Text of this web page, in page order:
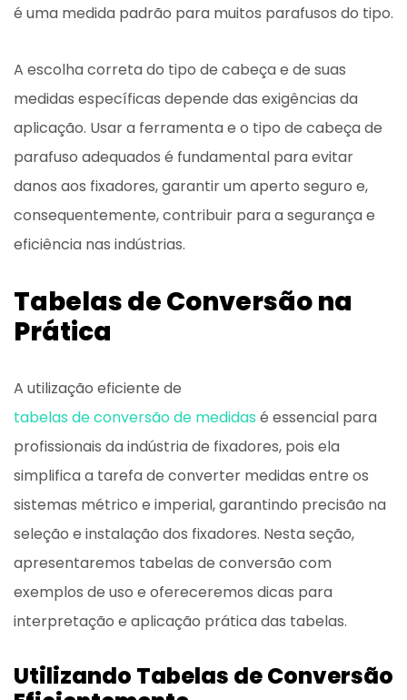
é uma medida padrão para muitos parafusos do tipo.
A escolha correta do tipo de cabeça e de suas
medidas específicas depende das exigências da
aplicação. Usar a ferramenta e o tipo de cabeça de
parafuso adequados é fundamental para evitar
danos aos fixadores, garantir um aperto seguro e,
consequentemente, contribuir para a segurança e
eficiência nas indústrias.
Tabelas de Conversãona
Prática
A utilização eficiente de
tabelas de conversão de medidas é essencial para
profissionais da indústria de fixadores, pois ela
simplifica a tarefa de converter medidas entre os
sistemas métrico e imperial, garantindo precisão na
seleção e instalação dos fixadores. Nesta seção,
apresentaremos tabelas de conversão com
exemplos de uso e ofereceremos dicas para
interpretação e aplicação prática das tabelas.
Utilizando Tabelas de Conversão